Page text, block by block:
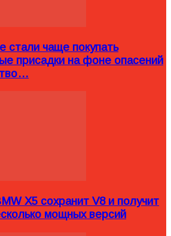
стали чаще покупать
присадки на фоне опасений
X5 сохранит V8 и получит
мощных версий